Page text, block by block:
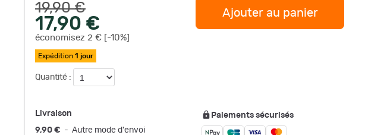
19,90 €
17,90 €
économisez 2 € [-10%]
Expédition 1 jour
Quantité :
Ajouter au panier
Livraison
9,90 € - Autre mode d'envoi
Paiements sécurisés